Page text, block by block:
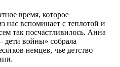
время, которое
нас вспоминает с теплотой и
так посчастливилось. Анна
войны» собрала
немцев, чье детство